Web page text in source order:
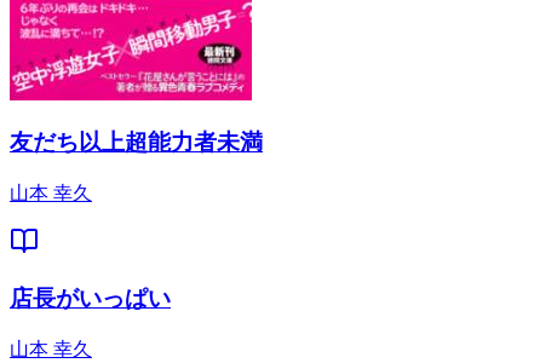
友だち以上超能力者未満
山本 幸久
店長がいっぱい
山本 幸久